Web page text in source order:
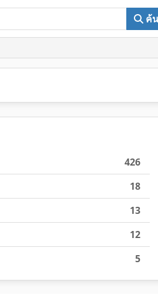
ค้
426
18
13
12
5